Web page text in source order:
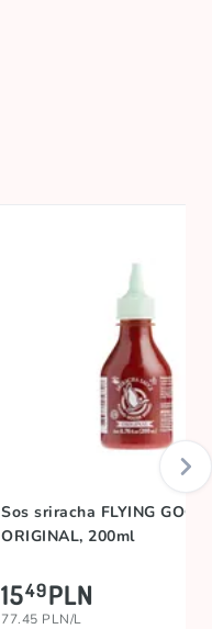
Sos sriracha FLYING
ORIGINAL, 200ml
1549PLN
77.45 PLN/L